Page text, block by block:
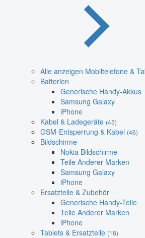
Alle anzeigen Mobiltelefone &
Batterien
Generische Handy-Akkus
Samsung Galaxy
iPhone
Kabel & Ladegeräte (45)
GSM-Entsperrung & Kabel (46)
Bildschirme
Nokia Bildschirme
Teile Anderer Marken
Samsung Galaxy
iPhone
Ersatzteile & Zubehör
Generische Handy-Teile
Teile Anderer Marken
iPhone
Tablets & Ersatzteile (18)